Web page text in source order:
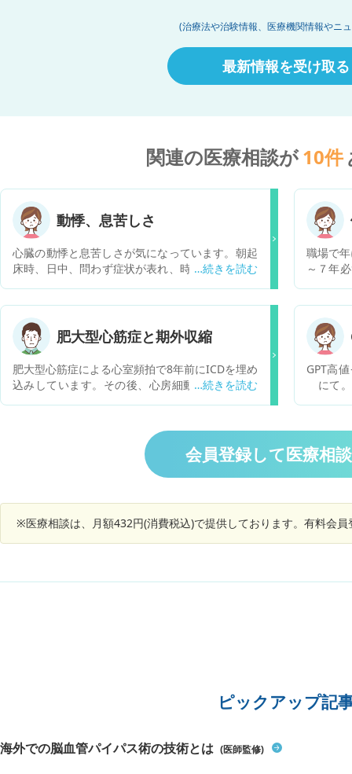
(治療法や治験情報、医療機関情報やニ
最新情報を受け取る
関連の医療相談が10件
動悸、息苦しさ
心臓の動悸と息苦しさが気になっています。朝起
床時、日中、問わず症状が表れ、時折ドクンと鼓
特に治療は行なっていません。喉に違和感があ
り、話す時声が震えているような感覚がありま
す。いつからか忘れてしまうくらい前から症状が
ありこのまま放置しても問題ないものか気にかか
っています。
職場で
～７年
検査を
ました
検査と
と思い
毎年健
はなり
かに一
ことで
肥大型心筋症と期外収縮
肥大型心筋症による心室頻拍で8年前にICDを埋め
込みしています。その後、心房細動に3年前にな
止し現在に至っています。最近、期外収縮が頻発
するようになってきて、多いときは30秒に2回ぐ
らい簡易型心電計で見つかるときもあります。こ
の期外収縮は、肥大型心筋症の悪化や心室頻拍、
期外収縮が起きるような気がします。ひょっとし
たら感じ安くなっているだけかもしれませんが。
GPT高
にて。
どんな
会員登録して医療相
※医療相談は、月額432円(消費税込)で提供しております。有料会
ピックアップ記
海外での脳血管パイパス術の技術とは (医師監修)